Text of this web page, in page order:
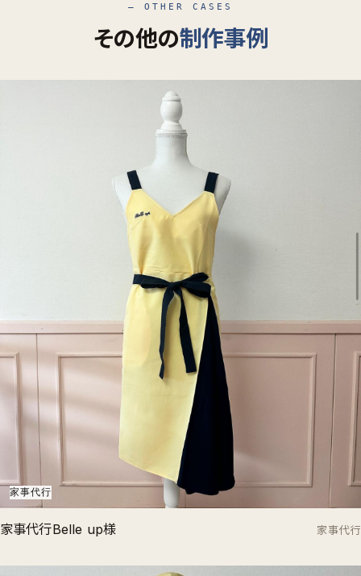
— OTHER CASES
その他の制作事例
家事代行
家事代行Belle up様 家事代行